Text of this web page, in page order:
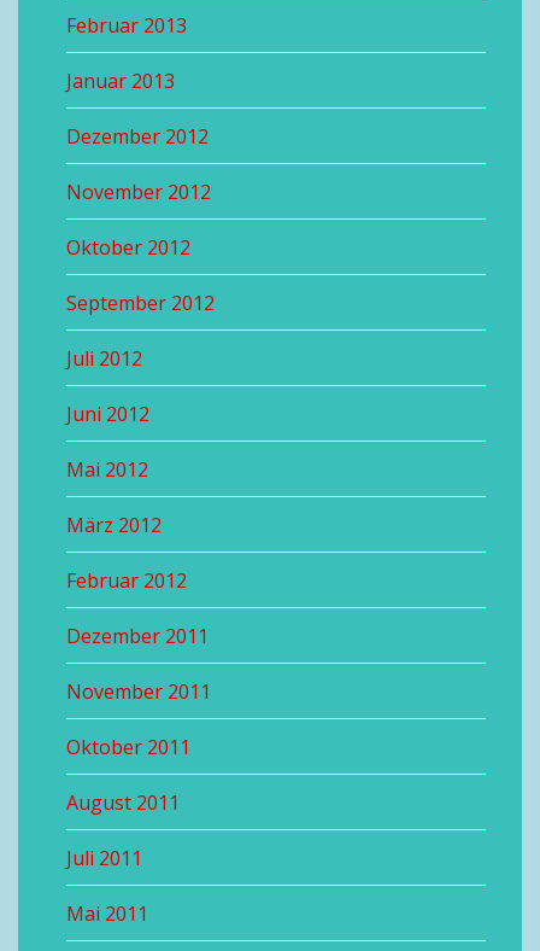
Februar 2013
Januar 2013
Dezember 2012
November 2012
Oktober 2012
September 2012
Juli 2012
Juni 2012
Mai 2012
März 2012
Februar 2012
Dezember 2011
November 2011
Oktober 2011
August 2011
Juli 2011
Mai 2011